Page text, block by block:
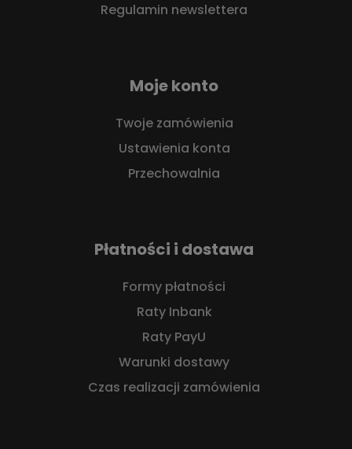
Regulamin newslettera
Moje konto
Twoje zamówienia
Ustawienia konta
Przechowalnia
Płatności i dostawa
Formy płatności
Raty Inbank
Raty PayU
Warunki dostawy
Czas realizacji zamówienia